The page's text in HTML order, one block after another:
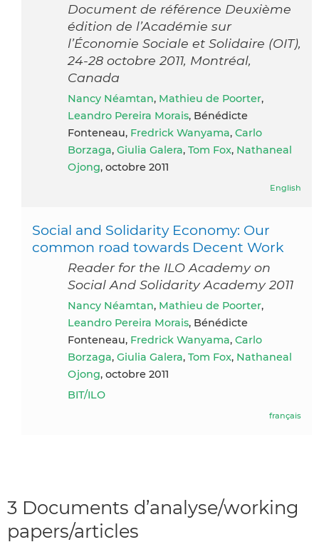
Document de référence Deuxième
édition de l’Académie sur
l’Économie Sociale et Solidaire (OIT),
24-28 octobre 2011, Montréal,
Canada
Nancy Néamtan, Mathieu de Poorter,
Leandro Pereira Morais, Bénédicte
Fonteneau, Fredrick Wanyama, Carlo
Borzaga, Giulia Galera, Tom Fox, Nathaneal
Ojong, octobre 2011
English
Social and Solidarity Economy: Our
common road towards Decent Work
Reader for the ILO Academy on
Social And Solidarity Academy 2011
Nancy Néamtan, Mathieu de Poorter,
Leandro Pereira Morais, Bénédicte
Fonteneau, Fredrick Wanyama, Carlo
Borzaga, Giulia Galera, Tom Fox, Nathaneal
Ojong, octobre 2011
BIT/ILO
français
3 Documents d’analyse/working
papers/articles